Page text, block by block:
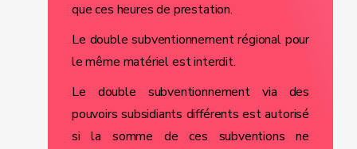
que ces heures de prestation.
Le double subventionnement régional pour
le même matériel est interdit.
Le double subventionnement via des
pouvoirs subsidiants différents est autorisé
si la somme de ces subventions ne